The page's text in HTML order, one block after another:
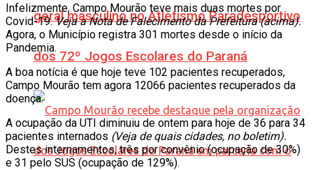
geral masculino no Atletismo Paradesportivo
dos 72º Jogos Escolares do Paraná
Infelizmente, Campo Mourão teve mais duas mortes por
Covid-19.Veja a Nota de Falecimento da Prefeitura (acima).
Agora, o Município registra 301 mortes desde o início da
Pandemia.
A boa notícia é que hoje teve 102 pacientes recuperados,
Campo Mourão tem agora 12066 pacientes recuperados da
doença.
A ocupação da UTI diminuiu de ontem para hoje de 36 para 34
pacientes internados (Veja de quais cidades, no boletim).
Destes internamentos, três por convênio (ocupação de 30%)
e 31 pelo SUS (ocupação de 129%).